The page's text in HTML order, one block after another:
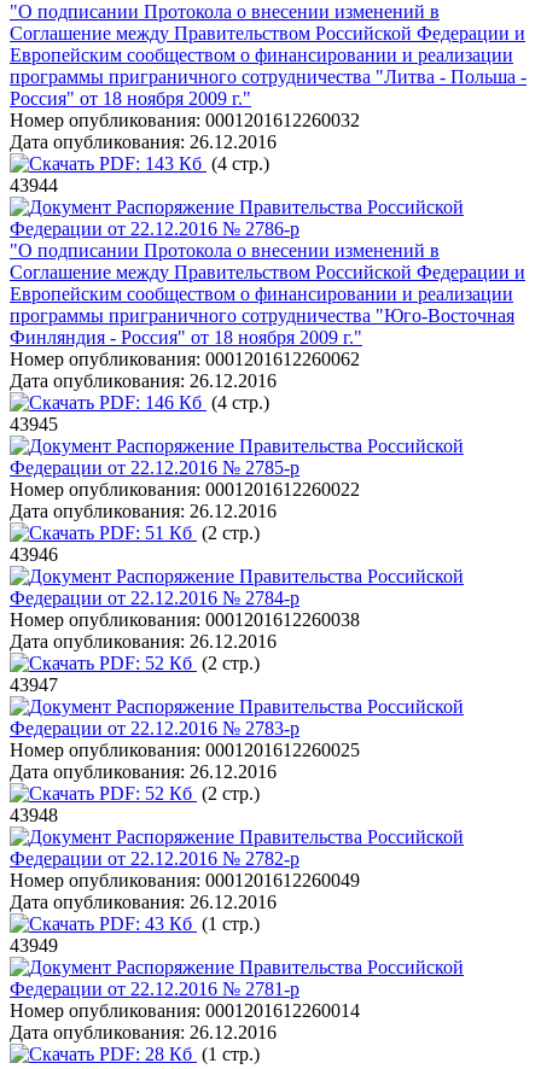
"О подписании Протокола о внесении изменений в
Соглашение между Правительством Российской Федерации и
Европейским сообществом о финансировании и реализации
программы приграничного сотрудничества "Литва - Польша -
Россия" от 18 ноября 2009 г."
Номер опубликования: 0001201612260032
Дата опубликования: 26.12.2016
PDF: 143 Кб (4 стр.)
43944
Распоряжение Правительства Российской
Федерации от 22.12.2016 № 2786-р
"О подписании Протокола о внесении изменений в
Соглашение между Правительством Российской Федерации и
Европейским сообществом о финансировании и реализации
программы приграничного сотрудничества "Юго-Восточная
Финляндия - Россия" от 18 ноября 2009 г."
Номер опубликования: 0001201612260062
Дата опубликования: 26.12.2016
PDF: 146 Кб (4 стр.)
43945
Распоряжение Правительства Российской
Федерации от 22.12.2016 № 2785-р
Номер опубликования: 0001201612260022
Дата опубликования: 26.12.2016
PDF: 51 Кб (2 стр.)
43946
Распоряжение Правительства Российской
Федерации от 22.12.2016 № 2784-р
Номер опубликования: 0001201612260038
Дата опубликования: 26.12.2016
PDF: 52 Кб (2 стр.)
43947
Распоряжение Правительства Российской
Федерации от 22.12.2016 № 2783-р
Номер опубликования: 0001201612260025
Дата опубликования: 26.12.2016
PDF: 52 Кб (2 стр.)
43948
Распоряжение Правительства Российской
Федерации от 22.12.2016 № 2782-р
Номер опубликования: 0001201612260049
Дата опубликования: 26.12.2016
PDF: 43 Кб (1 стр.)
43949
Распоряжение Правительства Российской
Федерации от 22.12.2016 № 2781-р
Номер опубликования: 0001201612260014
Дата опубликования: 26.12.2016
PDF: 28 Кб (1 стр.)